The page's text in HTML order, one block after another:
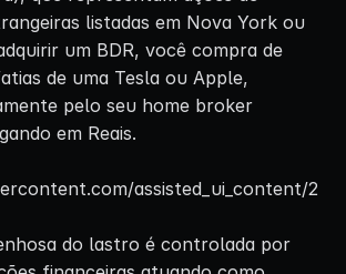
listadas em Nova York ou
um BDR, você compra de
de uma Tesla ou Apple,
pelo seu home broker
em Reais.
assisted_ui_content/2
do lastro é controlada por